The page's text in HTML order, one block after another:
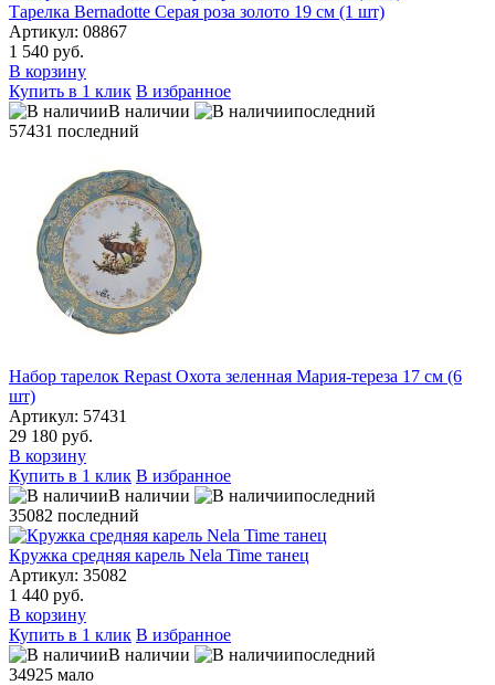
Тарелка Bernadotte Серая роза золото 19 см (1 шт)
Артикул: 08867
1 540 руб.
В корзину
Купить в 1 клик В избранное
В наличии
последний
57431 последний
Набор тарелок Repast Охота зеленная Мария-тереза 17 см (6
шт)
Артикул: 57431
29 180 руб.
В корзину
Купить в 1 клик В избранное
В наличии
последний
35082 последний
Кружка средняя карель Nela Time танец
Артикул: 35082
1 440 руб.
В корзину
Купить в 1 клик В избранное
В наличии
последний
34925 мало